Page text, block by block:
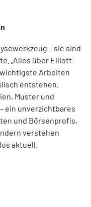
– sie sind
„Alles über Elliott-
Arbeiten
entstehen.
Muster und
ein unverzichtbares
und Börsenprofis,
verstehen
aktuell.